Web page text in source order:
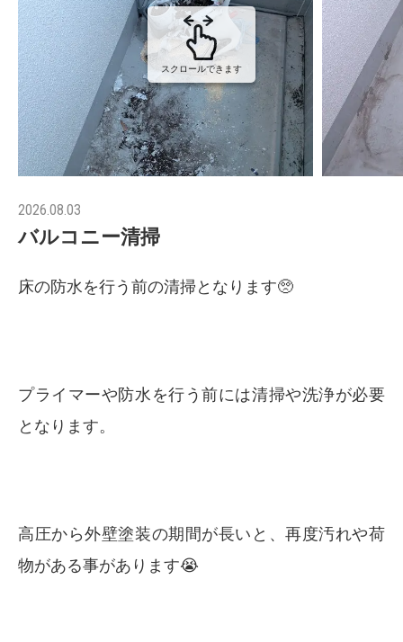
スクロールできます
2026.08.03
バルコニー清掃
床の防水を行う前の清掃となります🥺
プライマーや防水を行う前には清掃や洗浄が必要
となります。
高圧から外壁塗装の期間が長いと、再度汚れや荷
物がある事があります😭